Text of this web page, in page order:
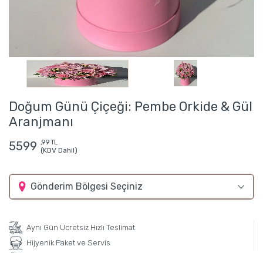
Doğum Günü Çiçeği: Pembe Orkide & Gül
Aranjmanı
5599 ,99 TL
(KDV Dahil)
Gönderim Bölgesi Seçiniz
Aynı Gün Ücretsiz Hızlı Teslimat
Hijyenik Paket ve Servis